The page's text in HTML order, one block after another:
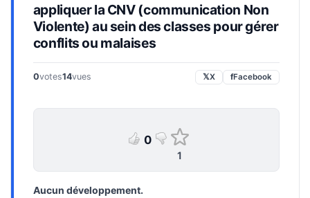
appliquer la CNV (communication Non
Violente) au sein des classes pour gérer
conflits ou malaises
0votes14vues 𝕏X fFacebook
0
1
Aucun développement.